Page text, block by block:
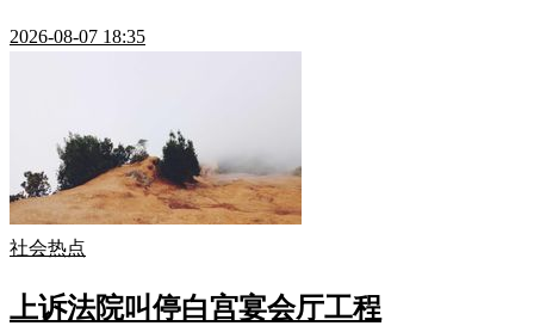
2026-08-07 18:35
社会热点
上诉法院叫停白宫宴会厅工程